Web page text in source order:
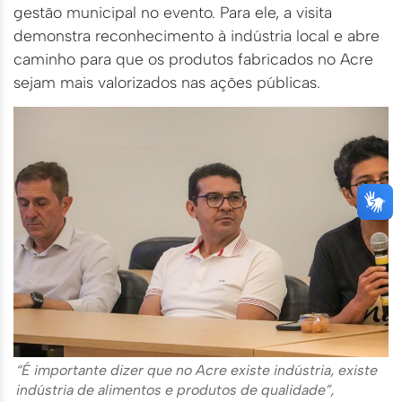
gestão municipal no evento. Para ele, a visita
demonstra reconhecimento à indústria local e abre
caminho para que os produtos fabricados no Acre
sejam mais valorizados nas ações públicas.
“É importante dizer que no Acre existe indústria, existe
indústria de alimentos e produtos de qualidade”,